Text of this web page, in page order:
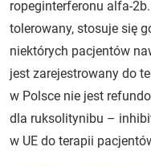
ropeginterferonu alfa-
tolerowany, stosuje się
niektórych pacjentów
jest zarejestrowany do
w Polsce nie jest
dla ruksolitynibu –
w UE do terapii